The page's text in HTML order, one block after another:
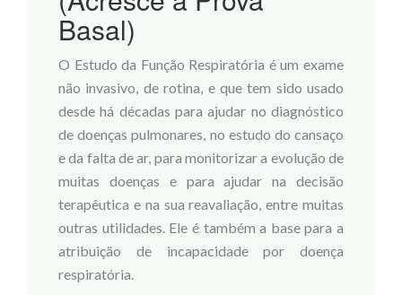
Basal)
O Estudo da Função Respiratória é um exame
não invasivo, de rotina, e que tem sido usado
desde há décadas para ajudar no diagnóstico
de doenças pulmonares, no estudo do cansaço
e da falta de ar, para monitorizar a evolução de
muitas doenças e para ajudar na decisão
terapêutica e na sua reavaliação, entre muitas
outras utilidades. Ele é também a base para a
atribuição de incapacidade por doença
respiratória.